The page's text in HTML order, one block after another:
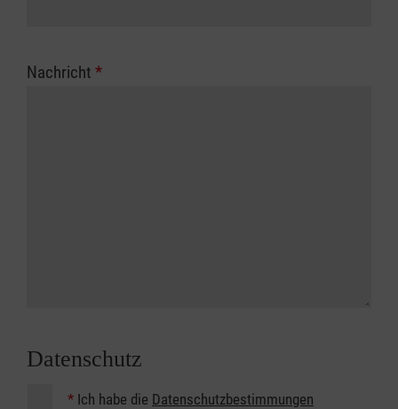
Nachricht *
Datenschutz
* Ich habe die Datenschutzbestimmungen